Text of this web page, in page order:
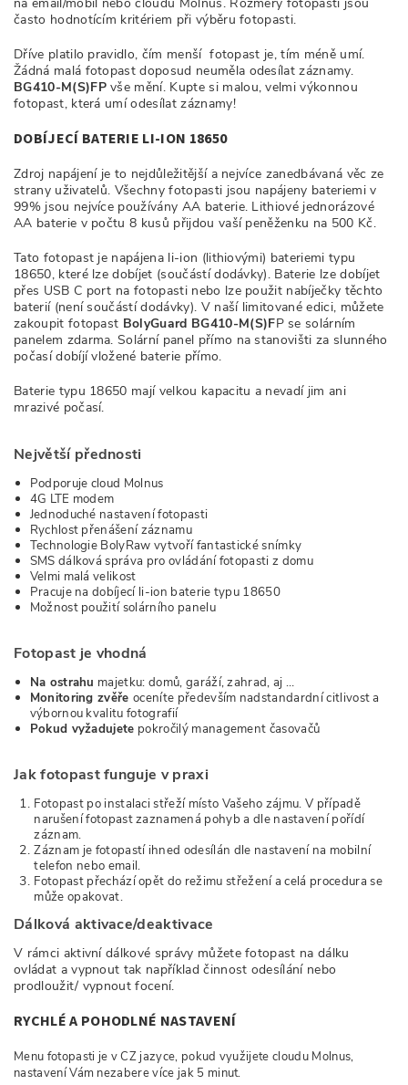
často hodnotícím kritériem při výběru fotopasti.
Dříve platilo pravidlo, čím menší fotopast je, tím méně umí.
Žádná malá fotopast doposud neuměla odesílat záznamy.
BG410-M(S)FPvše mění. Kupte si malou, velmi výkonnou
fotopast, která umí odesílat záznamy!
DOBÍJECÍ BATERIE LI-ION 18650
Zdroj napájení je to nejdůležitější a nejvíce zanedbávaná věc ze
strany uživatelů. Všechny fotopasti jsou napájeny bateriemi v
99% jsou nejvíce používány AA baterie. Lithiové jednorázové
AA baterie v počtu 8 kusů přijdou vaší peněženku na 500 Kč.
Tato fotopast je napájena li-ion (lithiovými) bateriemi typu
18650, které lze dobíjet (součástí dodávky). Baterie lze dobíjet
přes USB C port na fotopasti nebo lze použit nabíječky těchto
baterií (není součástí dodávky). V naší limitované edici, můžete
zakoupit fotopast BolyGuard BG410-M(S)FP se solárním
panelem zdarma. Solární panel přímo na stanovišti za slunného
počasí dobíjí vložené baterie přímo.
Baterie typu 18650 mají velkou kapacitu a nevadí jim ani
mrazivé počasí.
Největší přednosti
Podporuje cloud Molnus
4G LTE modem
Jednoduché nastavení fotopasti
Rychlost přenášení záznamu
Technologie BolyRaw vytvoří fantastické snímky
SMS dálková správa pro ovládání fotopasti z domu
Velmi malá velikost
Pracuje na dobíjecí li-ion baterie typu 18650
Možnost použití solárního panelu
Fotopast je vhodná
Na ostrahu majetku: domů, garáží, zahrad, aj …
Monitoring zvěřeoceníte především nadstandardní citlivost a
výbornou kvalitu fotografií
Pokud vyžadujete pokročilý management časovačů
Jak fotopast funguje v praxi
Fotopast po instalaci střeží místo Vašeho zájmu. V případě
narušení fotopast zaznamená pohyb a dle nastavení pořídí
záznam.
Záznam je fotopastí ihned odesílán dle nastavení na mobilní
telefon nebo email.
Fotopast přechází opět do režimu střežení a celá procedura se
může opakovat.
Dálková aktivace/deaktivace
V rámci aktivní dálkové správy můžete fotopast na dálku
ovládat a vypnout tak například činnost odesílání nebo
prodloužit/ vypnout focení.
RYCHLÉ A POHODLNÉ NASTAVENÍ
Menu fotopasti je v CZ jazyce, pokud využijete cloudu Molnus,
nastavení Vám nezabere více jak 5 minut.